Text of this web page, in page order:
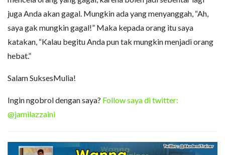
juga Anda akan gagal. Mungkin ada yang menyanggah, “Ah,
saya gak mungkin gagal!” Maka kepada orang itu saya
katakan, “Kalau begitu Anda pun tak mungkin menjadi orang
hebat.”
Salam SuksesMulia!
Ingin ngobrol dengan saya? Follow saya di twitter:
@jamilazzaini